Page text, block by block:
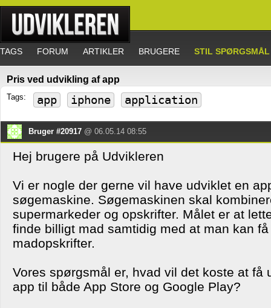
TAGS FORUM ARTIKLER BRUGERE STIL SPØRGSMÅL
Pris ved udvikling af app
Tags: app iphone application
Bruger #20917 @ 06.05.14 08:55
Hej brugere på Udvikleren
Vi er nogle der gerne vil have udviklet en
søgemaskine. Søgemaskinen skal
supermarkeder og opskrifter. Målet er at
finde billigt mad samtidig med at man kan
madopskrifter.
Vores spørgsmål er, hvad vil det koste at få
app til både App Store og Google Play?